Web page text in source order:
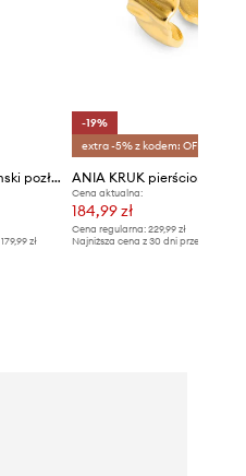
ANIA KRUK pierścionek damski pozłacany DUO
179,99 zł
-19%
extra -5% z kodem: OFF*
Cena aktualna:
184,99 zł
Cena regularna: 229,99 zł
Najniższa cena z 30 dni przed obniżką: